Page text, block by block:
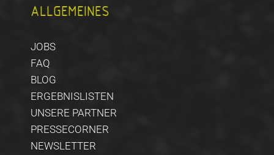
ALLGEMEINES
JOBS
FAQ
BLOG
ERGEBNISLISTEN
UNSERE PARTNER
PRESSECORNER
NEWSLETTER